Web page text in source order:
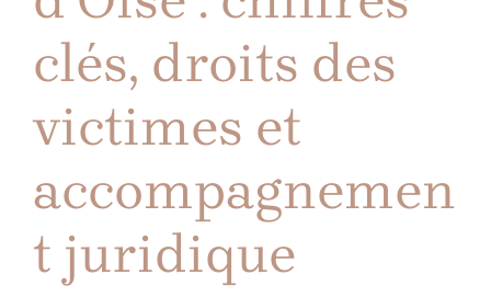
clés, droits des
victimes et
accompagnemen
t juridique